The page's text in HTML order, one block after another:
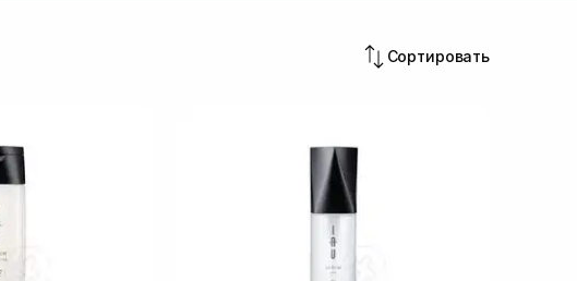
Сортировать